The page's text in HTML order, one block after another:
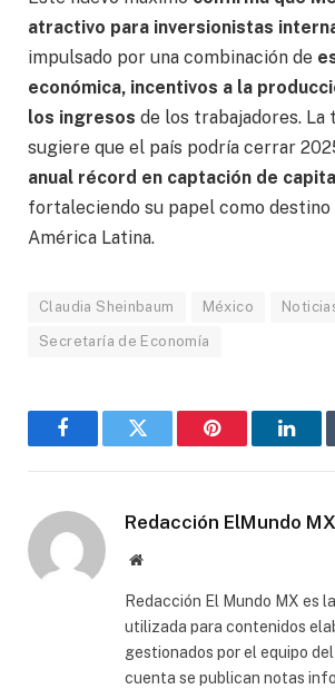
atractivo para inversionistas
impulsado por una combinación de
económica, incentivos a la
los ingresos de los trabajadores. La
sugiere que el país podría cerrar
anual récord en captación de
fortaleciendo su papel como
América Latina.
Claudia Sheinbaum México
Secretaría de Economía
FacebookGorjeo Pinterest
Redacción ElMundo MX
Sitio
Redacción El Mundo MX es
utilizada para contenidos
gestionados por el equipo
cuenta se publican notas